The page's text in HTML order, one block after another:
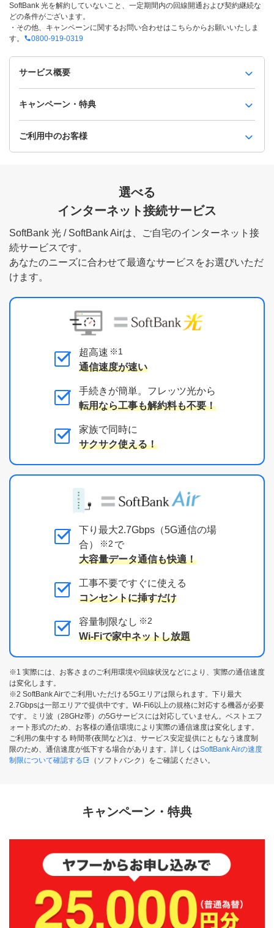
SoftBank 光を解約していないこと、一定期間内の回線開通および契約継続な
どの条件がございます。
・その他、キャンペーンに関するお問い合わせはこちらからお願いいたしま
す。
0800-919-0319
サービス概要
キャンペーン・特典
ご利用中のお客様
選べる
インターネット接続サービス
SoftBank 光 / SoftBank Airは、ご自宅のインターネット接
続サービスです。
あなたのニーズに合わせて最適なサービスをお選びいただ
けます。
超高速 ※1
通信速度が速い
手続きが簡単。フレッツ光から
転用なら工事も解約料も不要！
家族で同時に
サクサク使える！
下り最大2.7Gbps（5G通信の場
合）
※2 で
大容量データ通信も快適！
工事不要ですぐに使える
コンセントに挿すだけ
容量制限なし ※2
Wi-Fiで家中ネットし放題
※1 実際には、お客さまのご利用環境や回線状況などにより、実際の通信速度
は変化します。
※2 SoftBank Airでご利用いただける5Gエリアは限られます。下り最大
2.7Gbpsは一部エリアで提供中です。Wi-Fi6以上の規格に対応する機器が必要
です。ミリ波（28GHz帯）の5Gサービスには対応していません。ベストエフ
ォート形式のため、お客様の通信環境により実際の通信速度は変化します。
ご利用の集中する 時間帯(夜間など)は、サービス安定提供にともなう速度制
限のため、通信速度が低下する場合があります。詳しくはSoftBank Airの速度
制限について確認する
（ソフトバンク）をご確認ください。
キャンペーン・特典